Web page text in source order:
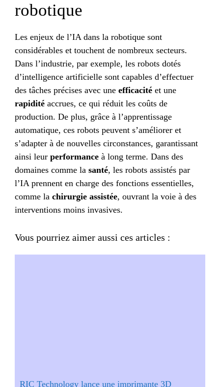
robotique
Les enjeux de l’IA dans la robotique sont
considérables et touchent de nombreux secteurs.
Dans l’industrie, par exemple, les robots dotés
d’intelligence artificielle sont capables d’effectuer
des tâches précises avec une efficacité et une
rapidité accrues, ce qui réduit les coûts de
production. De plus, grâce à l’apprentissage
automatique, ces robots peuvent s’améliorer et
s’adapter à de nouvelles circonstances, garantissant
ainsi leur performance à long terme. Dans des
domaines comme la santé, les robots assistés par
l’IA prennent en charge des fonctions essentielles,
comme la chirurgie assistée, ouvrant la voie à des
interventions moins invasives.
Vous pourriez aimer aussi ces articles :
RIC Technology lance une imprimante 3D